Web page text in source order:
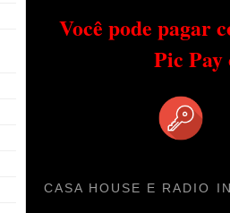
Você pode pagar
Pic
CASA HOUSE E RADIO